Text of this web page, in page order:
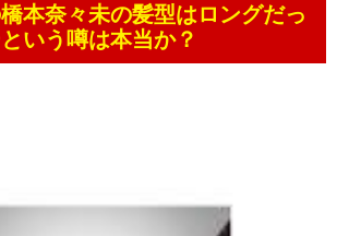
本奈々未の髪型はロングだっ
いう噂は本当か？